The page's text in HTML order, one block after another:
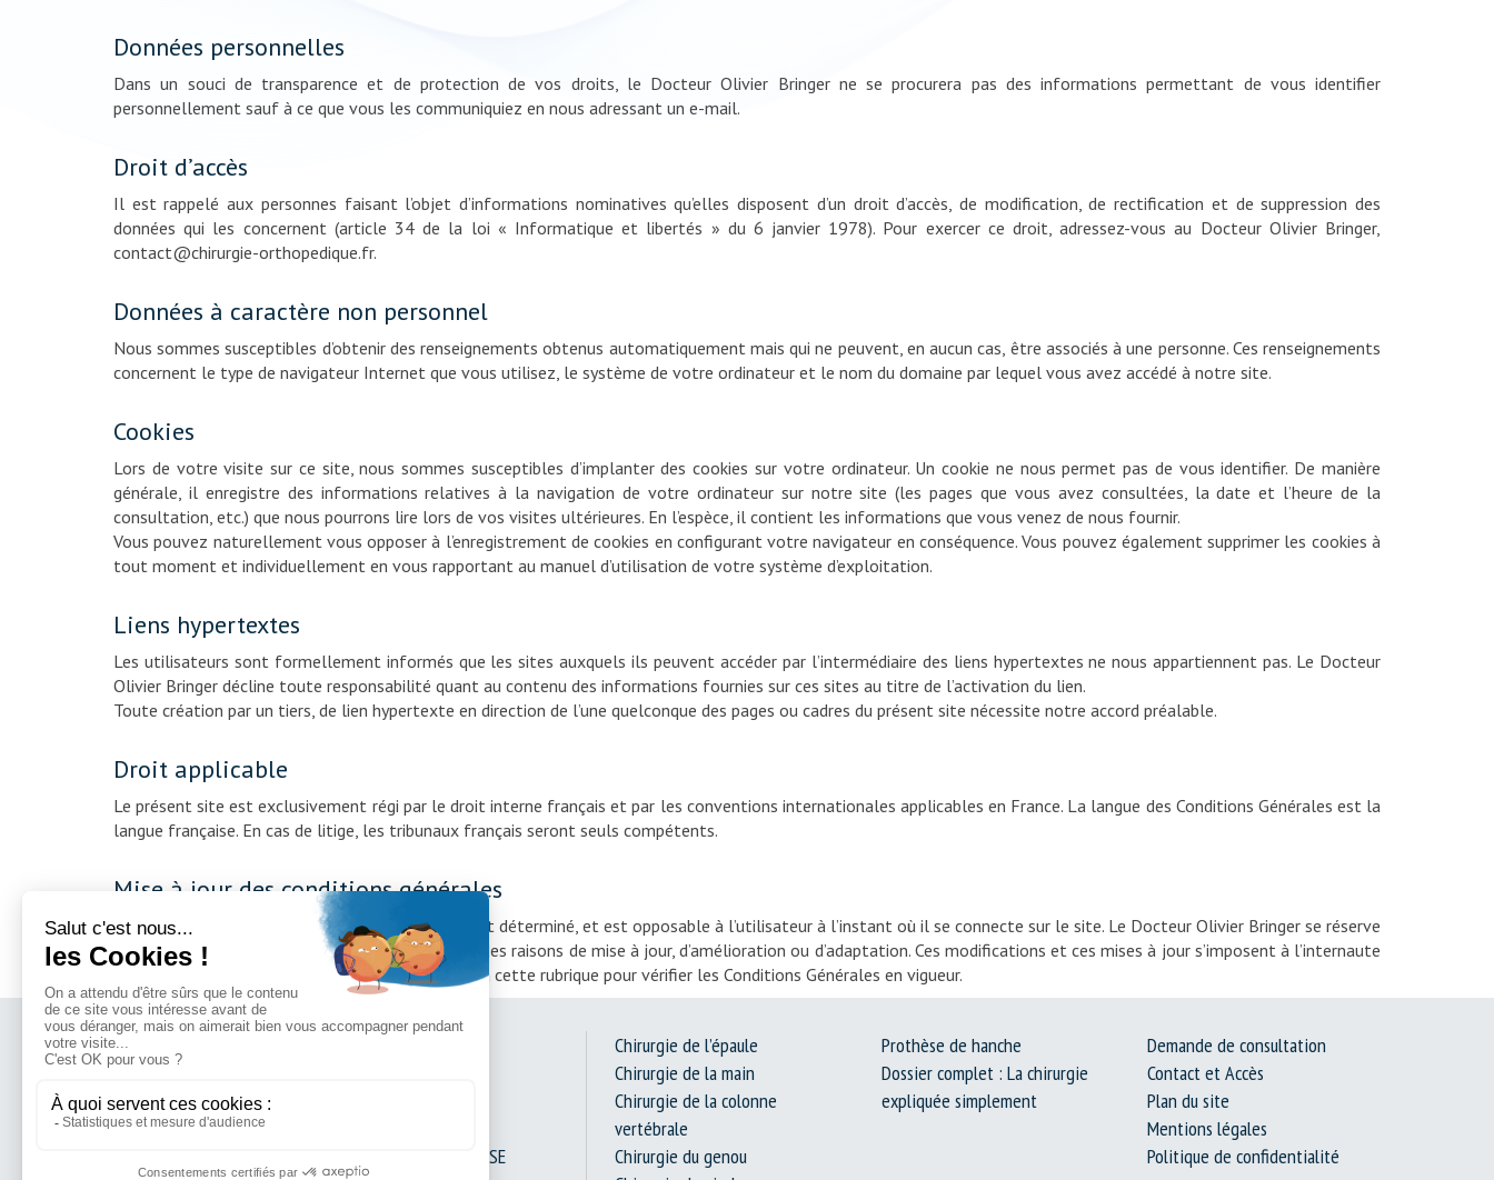
Données personnelles
Dans un souci de transparence et de protection de vos droits, le Docteur Olivier Bringer ne se procurera pas des informations permettant de vous identifier
personnellement sauf à ce que vous les communiquiez en nous adressant un e-mail.
Droit d’accès
Il est rappelé aux personnes faisant l’objet d’informations nominatives qu’elles disposent d’un droit d’accès, de modification, de rectification et de suppression des
données qui les concernent (article 34 de la loi « Informatique et libertés » du 6 janvier 1978). Pour exercer ce droit, adressez-vous au Docteur Olivier Bringer,
contact@chirurgie-orthopedique.fr.
Données à caractère non personnel
Nous sommes susceptibles d’obtenir des renseignements obtenus automatiquement mais qui ne peuvent, en aucun cas, être associés à une personne. Ces renseignements
concernent le type de navigateur Internet que vous utilisez, le système de votre ordinateur et le nom du domaine par lequel vous avez accédé à notre site.
Cookies
Lors de votre visite sur ce site, nous sommes susceptibles d’implanter des cookies sur votre ordinateur. Un cookie ne nous permet pas de vous identifier. De manière
générale, il enregistre des informations relatives à la navigation de votre ordinateur sur notre site (les pages que vous avez consultées, la date et l’heure de la
consultation, etc.) que nous pourrons lire lors de vos visites ultérieures. En l’espèce, il contient les informations que vous venez de nous fournir.
Vous pouvez naturellement vous opposer à l’enregistrement de cookies en configurant votre navigateur en conséquence. Vous pouvez également supprimer les cookies à
tout moment et individuellement en vous rapportant au manuel d’utilisation de votre système d’exploitation.
Liens hypertextes
Les utilisateurs sont formellement informés que les sites auxquels ils peuvent accéder par l’intermédiaire des liens hypertextes ne nous appartiennent pas. Le Docteur
Olivier Bringer décline toute responsabilité quant au contenu des informations fournies sur ces sites au titre de l’activation du lien.
Toute création par un tiers, de lien hypertexte en direction de l’une quelconque des pages ou cadres du présent site nécessite notre accord préalable.
Droit applicable
Le présent site est exclusivement régi par le droit interne français et par les conventions internationales applicables en France. La langue des Conditions Générales est la
langue française. En cas de litige, les tribunaux français seront seuls compétents.
Mise à jour des conditions générales
La présente notice légale est établie à un moment déterminé, et est opposable à l’utilisateur à l’instant où il se connecte sur le site. Le Docteur Olivier Bringer se réserve
le droit de faire évoluer cette notice légale pour des raisons de mise à jour, d’amélioration ou d’adaptation. Ces modifications et ces mises à jour s’imposent à l’internaute
qui doit en conséquence se référer régulièrement à cette rubrique pour vérifier les Conditions Générales en vigueur.
Dr Guillaume MIROUSE
Chirurgie de l’épaule
Chirurgie de la main
Chirurgie de la colonne
vertébrale
Chirurgie du genou
Prothèse de hanche
Dossier complet : La chirurgie
expliquée simplement
Demande de consultation
Contact et Accès
Plan du site
Mentions légales
Politique de confidentialité